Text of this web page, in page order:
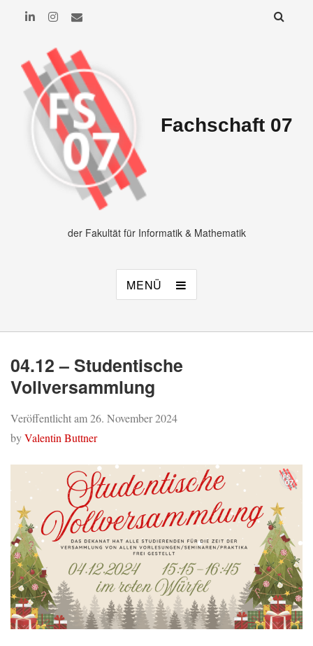
Fachschaft 07
der Fakultät für Informatik & Mathematik
MENÜ
04.12 – Studentische
Vollversammlung
Veröffentlicht am26. November 2024
byValentin Buttner